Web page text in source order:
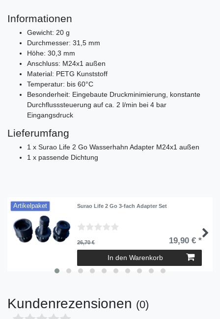
Informationen
Gewicht: 20 g
Durchmesser: 31,5 mm
Höhe: 30,3 mm
Anschluss: M24x1 außen
Material: PETG Kunststoff
Temperatur: bis 60°C
Besonderheit: Eingebaute Druckminimierung, konstante
Durchflusssteuerung auf ca. 2 l/min bei 4 bar
Eingangsdruck
Lieferumfang
1 x Surao Life 2 Go Wasserhahn Adapter M24x1 außen
1 x passende Dichtung
Artikelpaket Surao Life 2 Go 3-fach Adapter Set
26,70 € 19,90 € *
In den Warenkorb
Kundenrezensionen (0)